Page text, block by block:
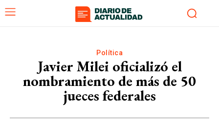
Política
Javier Milei oficializó el
nombramiento de más de 50
jueces federales